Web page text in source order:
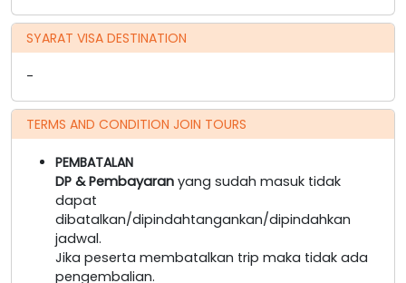
SYARAT VISA DESTINATION
-
TERMS AND CONDITION JOIN TOURS
PEMBATALAN
DP & Pembayaran yang sudah masuk tidak
dapat
dibatalkan/dipindahtangankan/dipindahkan
jadwal.
Jika peserta membatalkan trip maka tidak ada
pengembalian.